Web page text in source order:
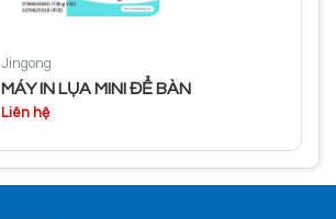
Jingong
MÁY IN LỤA MINI ĐỂ BÀN
Liên hệ